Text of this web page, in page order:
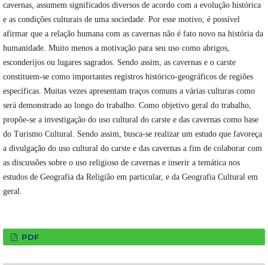
cavernas, assumem significados diversos de acordo com a evolução histórica
e as condições culturais de uma sociedade. Por esse motivo, é possível
afirmar que a relação humana com as cavernas não é fato novo na história da
humanidade. Muito menos a motivação para seu uso como abrigos,
esconderijos ou lugares sagrados. Sendo assim, as cavernas e o carste
constituem-se como importantes registros histórico-geográficos de regiões
específicas. Muitas vezes apresentam traços comuns a várias culturas como
será demonstrado ao longo do trabalho. Como objetivo geral do trabalho,
propõe-se a investigação do uso cultural do carste e das cavernas como base
do Turismo Cultural. Sendo assim, busca-se realizar um estudo que favoreça
a divulgação do uso cultural do carste e das cavernas a fim de colaborar com
as discussões sobre o uso religioso de cavernas e inserir a temática nos
estudos de Geografia da Religião em particular, e da Geografia Cultural em
geral.
PDF